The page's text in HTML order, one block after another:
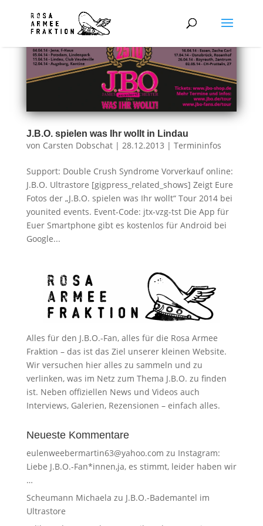
J.B.O. spielen was Ihr wollt in Lindau
von Carsten Dobschat| 28.12.2013 | Termininfos
Support: Double Crush Syndrome Vorverkauf online:
J.B.O. Ultrastore [gigpress_related_shows] Zeigt Eure
Fotos der „J.B.O. spielen was Ihr wollt“ Tour 2014 bei
younited events. Event-Code: jtx-vzg-tst Die App für
Euer Smartphone gibt es kostenlos für Android bei
Google...
Alles für den J.B.O.-Fan, alles für die Rosa Armee
Fraktion – das ist das Ziel unserer kleinen Website.
Wir versuchen hier alles zu sammeln und zu
verlinken, was im Netz zum Thema J.B.O. zu finden
ist. Neben offiziellen News und Videos auch
Interviews, Galerien, Rezensionen – einfach alles.
Neueste Kommentare
eulenweebermartin63@yahoo.com zu Instagram:
Liebe J.B.O.-Fan*innen,ja, es stimmt, leider haben wir
…
Scheumann Michaela zu J.B.O.-Bademantel im
Ultrastore